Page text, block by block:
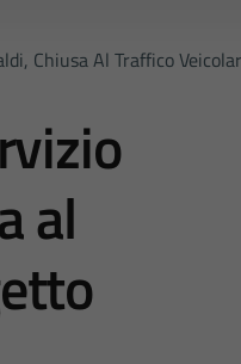
Chiusa Al Traffico
al